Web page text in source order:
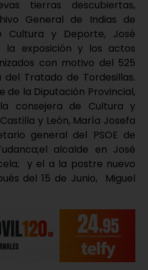
tierras descubiertas,
General de Indias de
Cultura y Deporte, José
la exposición y los actos
con motivo del 525
Tratado de Tordesillas.
de la Diputación Provincial,
consejera de Cultura y
y León, María Josefa
general del PSOE de
alcalde en José
y el a la postre nuevo
del 15 de Junio, Miguel